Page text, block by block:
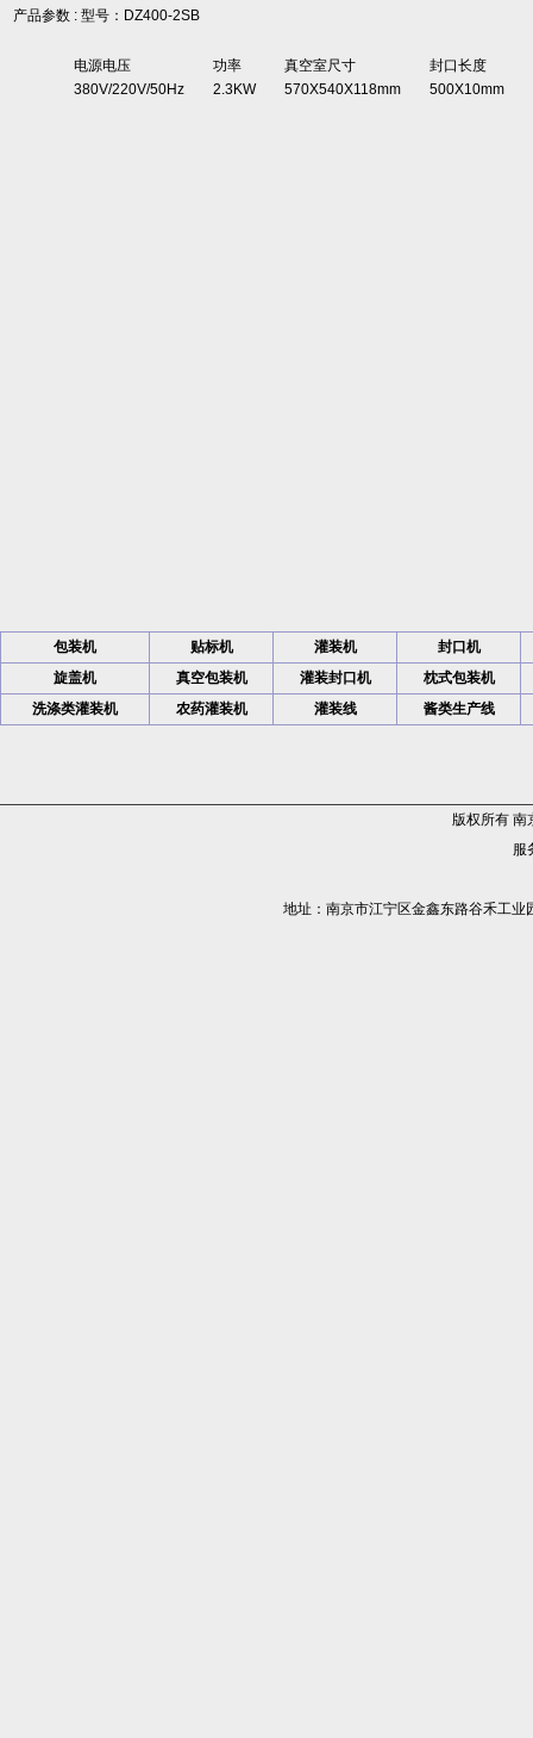
产品参数 : 型号：DZ400-2SB
电源电压 功率 真空室尺寸
封口长度
380V/220V/50Hz
2.3KW 570X540X118mm 500X10mm
包装机 贴标机 灌装机
封口机
旋盖机
真空包装机 灌装封口机
枕式包装机
洗涤类灌装机
农药灌装机 灌装线 酱类生产线
版权所有 南
服
地址：南京市江宁区金鑫东路谷禾工